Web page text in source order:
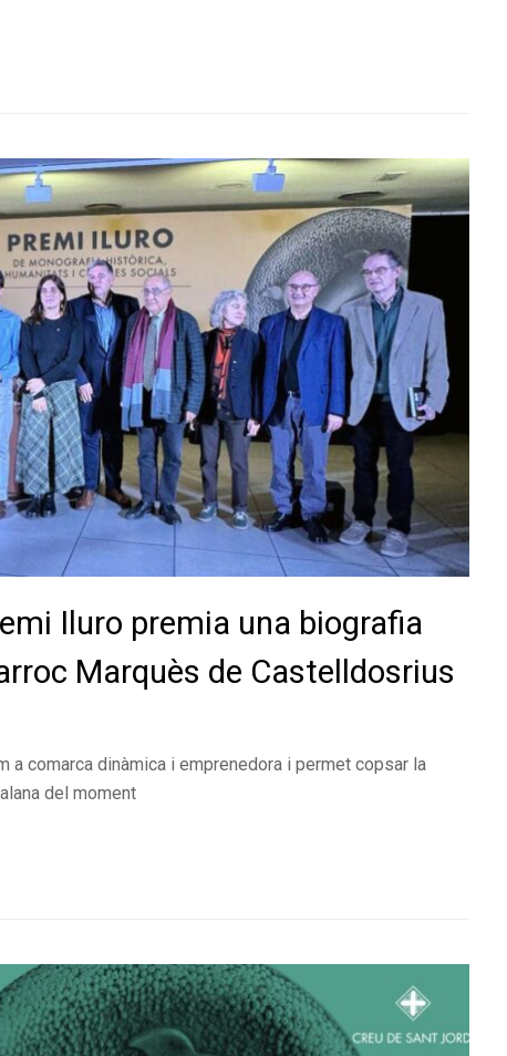
Iluro premia una biografia
Marquès de Castelldosrius
a comarca dinàmica i emprenedora i permet copsar la
del moment